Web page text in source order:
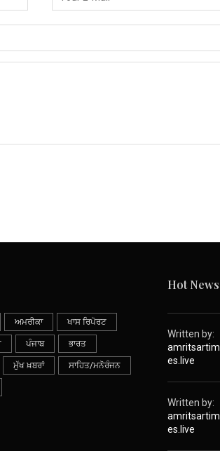
ਅਮਰੀਕਾ ਖਾਸ ਰਿਪੋਰਟ
ਪੰਜਾਬ ਭਾਰਤ
ਮੁੱਖ ਖ਼ਬਰਾਂ ਸਾਹਿਤ/ਮਨੋਰੰਜਨ
Hot News
Written by:
amritsartim
es.live
Written by:
amritsartim
es.live